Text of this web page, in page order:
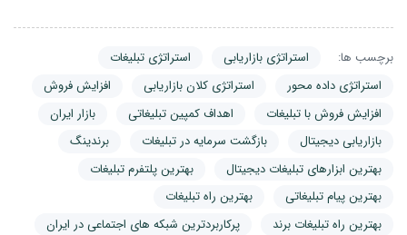
برچسب ها: استراتژی بازاریابی
استراتژی تبلیغات
استراتژی داده محور
استراتژی کلان بازاریابی
افزایش فروش
افزایش فروش با تبلیغات
اهداف کمپین تبلیغاتی
بازار ایران
بازاریابی دیجیتال
بازگشت سرمایه در تبلیغات
برندینگ
بهترین ابزارهای تبلیغات دیجیتال
بهترین پلتفرم تبلیغات
بهترین پیام تبلیغاتی
بهترین راه تبلیغات
بهترین راه تبلیغات برند
پرکاربردترین شبکه های اجتماعی در ایران